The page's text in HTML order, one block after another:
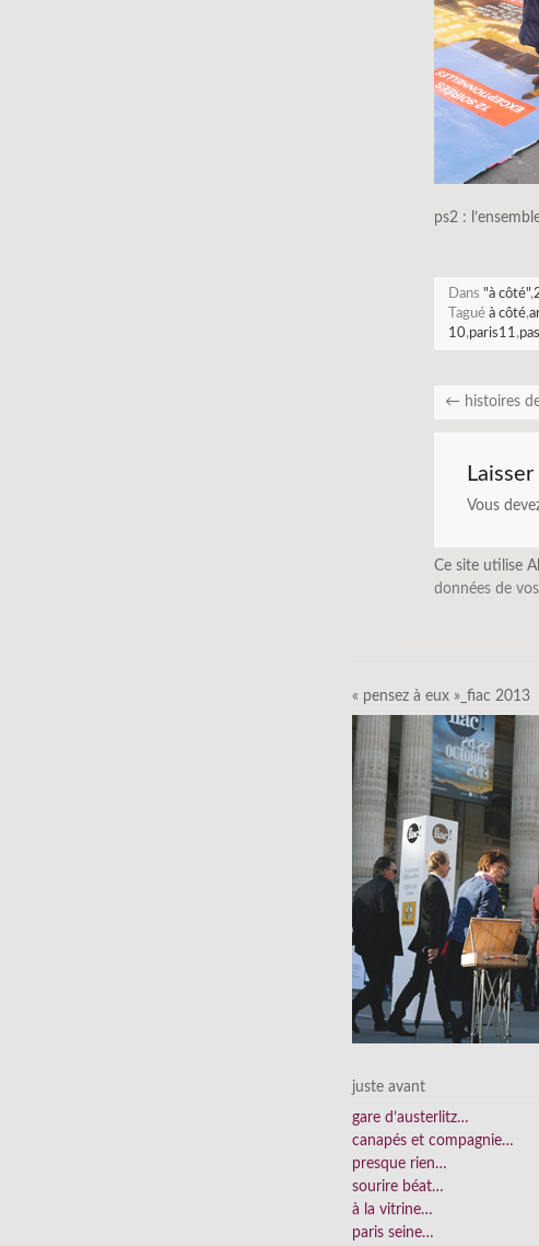
ps2 :
Dans "à côté",
Tagué à côté,
10,paris11,
← histoires
Vous
Ce site utilise
données de
« pensez à eux »_fiac 2013
juste avant
gare d’austerlitz…
canapés et compagnie…
presque rien…
sourire béat…
à la vitrine…
paris seine…